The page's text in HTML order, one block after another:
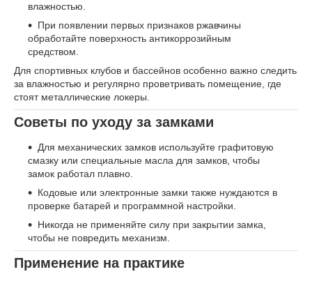
влажностью.
При появлении первых признаков ржавчины
обработайте поверхность антикоррозийным
средством.
Для спортивных клубов и бассейнов особенно важно следить
за влажностью и регулярно проветривать помещение, где
стоят металлические локеры.
Советы по уходу за замками
Для механических замков используйте графитовую
смазку или специальные масла для замков, чтобы
замок работал плавно.
Кодовые или электронные замки также нуждаются в
проверке батарей и программной настройки.
Никогда не применяйте силу при закрытии замка,
чтобы не повредить механизм.
Применение на практике